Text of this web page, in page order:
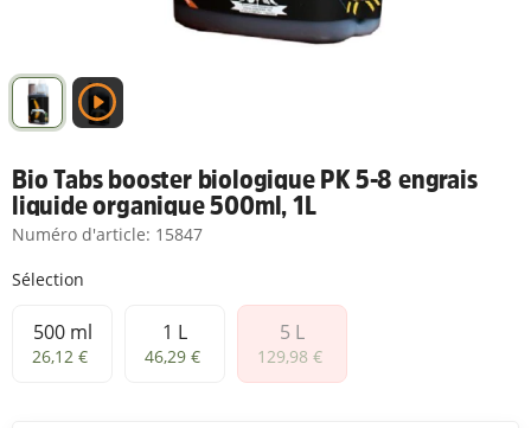
Bio Tabs booster biologique PK 5-8 engrais
liquide organique 500ml, 1L
Numéro d'article: 15847
Sélection
500 ml
500 ml
26,12 €
1 L
1 L
46,29 €
5 L
5 L
129,98 €